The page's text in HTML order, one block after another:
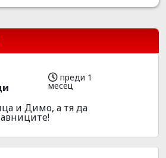
преди 1
месец
и Димо, а тя да